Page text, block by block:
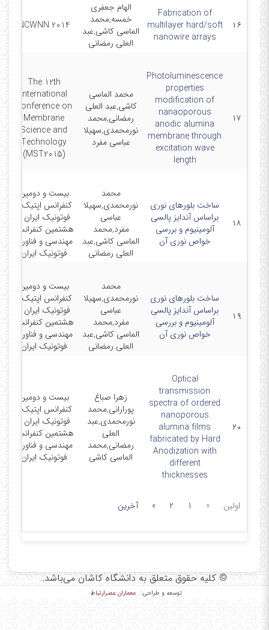
۱۶
Fabrication of
multilayer hard/soft
nanowire arrays
الهام جعفری
خمسه,محمد
الماسی کاشی,عبد
العلی رمضانی
NCWNN 2014
۱۷
Photoluminescence
properties
modification of
nanaoporous
anodic alumina
membrane through
excitation wave
length
محمد الماسی
کاشی,عبد العلی
رمضانی,محمد
نورمحمدی,سهیلا
عباسی مفرد
The 12th
International
Conference on
Membrane
Science and
Technology
(MST2015)
۱۸
ساخت بلورهای نوری
براساس آندایز پالسی
آلومینیوم و بررسی
خواص نوری آن
محمد
نورمحمدی,سهیلا
عباسی
مفرد,محمد
الماسی کاشی,عبد
العلی رمضانی
بیست و دومین
کنفرانس اپتیک و
فوتونیک ایران و
هشتمین کنفرانس
مهندسی و فناوری
فوتونیک ایران
۱۹
ساخت بلورهای نوری
براساس آندایز پالسی
آلومینیوم و بررسی
خواص نوری آن
محمد
نورمحمدی,سهیلا
عباسی
مفرد,محمد
الماسی کاشی,عبد
العلی رمضانی
بیست و دومین
کنفرانس اپتیک و
فوتونیک ایران و
هشتمین کنفرانس
مهندسی و فناوری
فوتونیک ایران
۲۰
Optical
transmission
spectra of ordered
nanoporous
alumina films
fabricated by Hard
Anodization with
different
thicknesses
زهرا صباغ
پورارانی,محمد
نورمحمدی,عبد
العلی
رمضانی,محمد
الماسی کاشی
بیست و دومین
کنفرانس اپتیک و
فوتونیک ایران و
هشتمین کنفرانس
مهندسی و فناوری
فوتونیک ایران
اولین «
1
2
» آخرین
© کلیه حقوق متعلق به دانشگاه کاشان می‌باشد.
توسعه و طراحی: معماران عصر‌ارتباط